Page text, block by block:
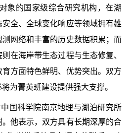
象的国家级综合研究机构，在湖
全、全球变化响应等领域拥有雄
网络和丰富的历史数据积累；而
在海岸带生态过程与生态修复、
方面特色鲜明、优势突出。双方
为菁英班建设提供强大支撑。
国科学院南京地理与湖泊研究所
他表示，双方具有长期深厚的合